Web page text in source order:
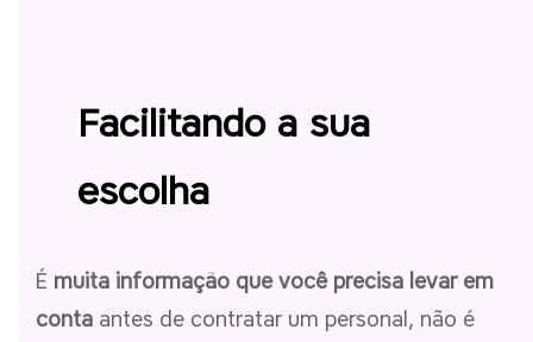
Facilitando a sua
escolha
É muita informação que você precisa levar em
conta antes de contratar um personal, não é